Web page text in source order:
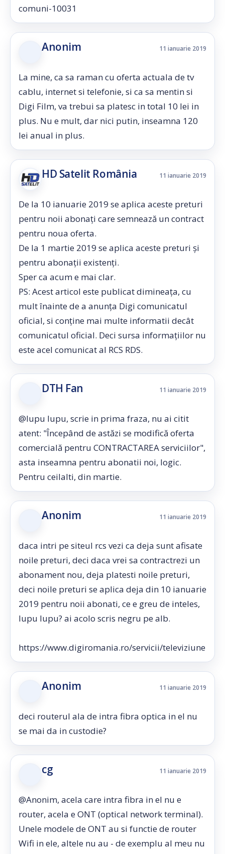
comuni-10031
Anonim 11 ianuarie 2019
La mine, ca sa raman cu oferta actuala de tv
cablu, internet si telefonie, si ca sa mentin si
Digi Film, va trebui sa platesc in total 10 lei in
plus. Nu e mult, dar nici putin, inseamna 120
lei anual in plus.
HD Satelit România 11 ianuarie 2019
De la 10 ianuarie 2019 se aplica aceste preturi
pentru noii abonați care semnează un contract
pentru noua oferta.
De la 1 martie 2019 se aplica aceste preturi și
pentru abonații existenți.
Sper ca acum e mai clar.
PS: Acest articol este publicat dimineața, cu
mult înainte de a anunța Digi comunicatul
oficial, si conține mai multe informatii decât
comunicatul oficial. Deci sursa informațiilor nu
este acel comunicat al RCS RDS.
DTH Fan 11 ianuarie 2019
@lupu lupu, scrie in prima fraza, nu ai citit
atent: "Începând de astăzi se modifică oferta
comercială pentru CONTRACTAREA serviciilor",
asta inseamna pentru abonatii noi, logic.
Pentru ceilalti, din martie.
Anonim 11 ianuarie 2019
daca intri pe siteul rcs vezi ca deja sunt afisate
noile preturi, deci daca vrei sa contractrezi un
abonament nou, deja platesti noile preturi,
deci noile preturi se aplica deja din 10 ianuarie
2019 pentru noii abonati, ce e greu de inteles,
lupu lupu? ai acolo scris negru pe alb.
https://www.digiromania.ro/servicii/televiziune
Anonim 11 ianuarie 2019
deci routerul ala de intra fibra optica in el nu
se mai da in custodie?
cg 11 ianuarie 2019
@Anonim, acela care intra fibra in el nu e
router, acela e ONT (optical network terminal).
Unele modele de ONT au si functie de router
Wifi in ele, altele nu au - de exemplu al meu nu